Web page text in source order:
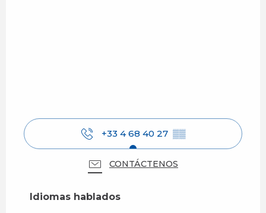
+33 4 68 40 27 ▒▒
CONTÁCTENOS
Idiomas hablados
Idiomas hablados